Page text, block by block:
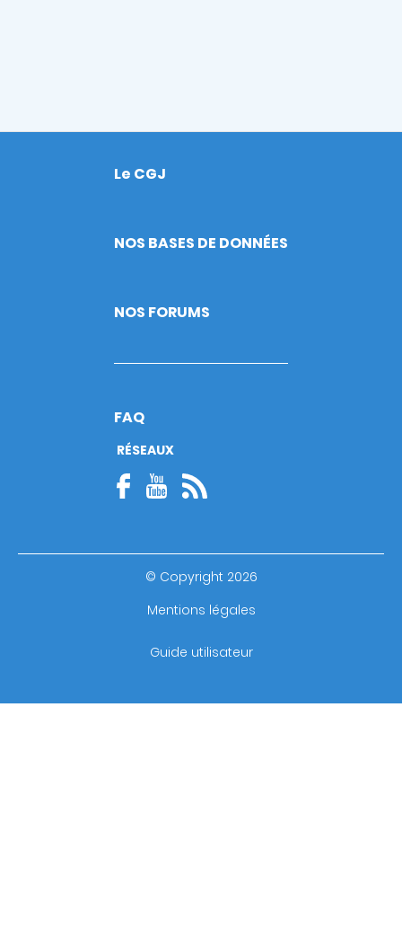
Footer
Le CGJ
NOS BASES DE DONNÉES
NOS FORUMS
FAQ
RÉSEAUX
© Copyright 2026
Mentions légales
Guide utilisateur